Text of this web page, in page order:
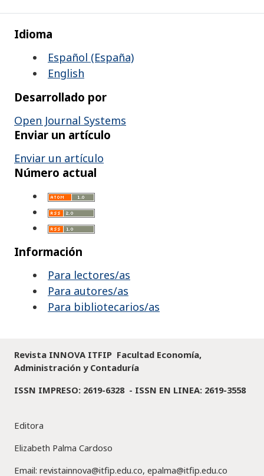
Idioma
Español (España)
English
Desarrollado por
Open Journal Systems
Enviar un artículo
Enviar un artículo
Número actual
Información
Para lectores/as
Para autores/as
Para bibliotecarios/as
Revista INNOVA ITFIP Facultad Economía,
Administración y Contaduría
ISSN IMPRESO: 2619-6328 - ISSN EN LINEA: 2619-3558
Editora
Elizabeth Palma Cardoso
Email: revistainnova@itfip.edu.co, epalma@itfip.edu.co